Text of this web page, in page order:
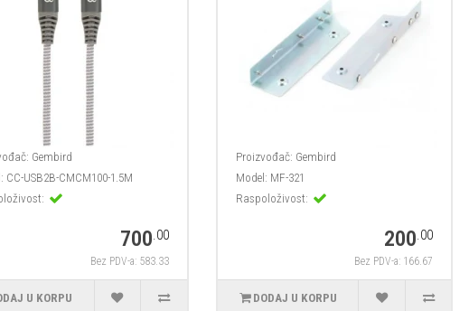
Gembird
CC-USB2B-CMCM100-1.5M
700.00
Bez PDV-a: 583.33
U KORPU
Proizvođač: Gembird
Model: MF-321
Raspoloživost:
200.00
Bez PDV-a: 166.67
DODAJ U KORPU